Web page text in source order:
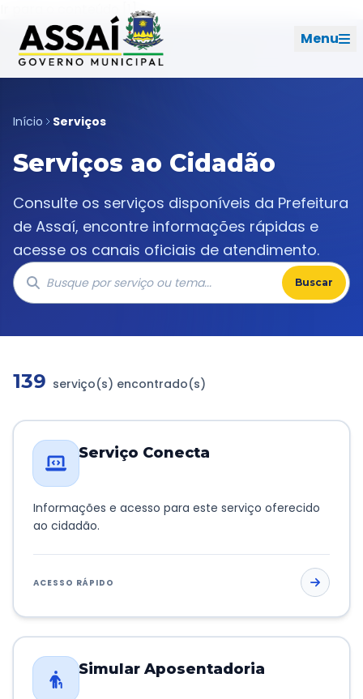
Ir para o conteúdo [1]
Menu
Geral
Início
Cidade
Governo
Transparência e Atos
Sou Assaiense
IDIOMA
CLIMA AGORA
Início Serviços
Serviços ao Cidadão
Consulte os serviços disponíveis da Prefeitura
de Assaí, encontre informações rápidas e
acesse os canais oficiais de atendimento.
Buscar
139 serviço(s) encontrado(s)
Serviço Conecta
Informações e acesso para este serviço oferecido
ao cidadão.
ACESSO RÁPIDO
Simular Aposentadoria